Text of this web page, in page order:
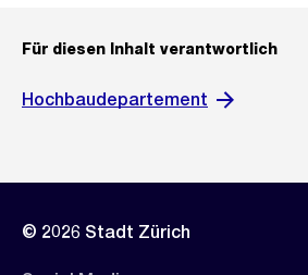
Für diesen Inhalt verantwortlich
Hochbaudepartement
© 2026 Stadt Zürich